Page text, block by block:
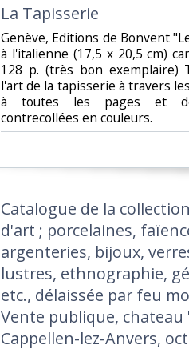
‎La Tapisserie‎
‎Genève, Editions de Bonvent
à l'italienne (17,5 x 20,5 cm)
128 p. (très bon exemplaire)
l'art de la tapisserie à travers
à toutes les pages et de
contrecollées en couleurs.‎
‎Catalogue de la
d'art ; porcelaines,
argenteries, bijoux,
lustres, ethnographie,
etc., délaissée par feu
Vente publique,
Cappellen-lez-Anvers,